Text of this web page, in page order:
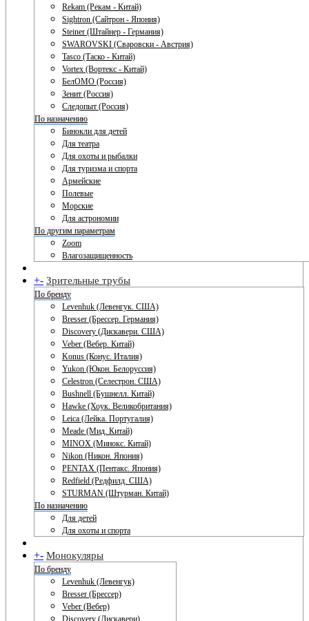
Rekam (Рекам - Китай)
Sightron (Сайтрон - Япония)
Steiner (Штайнер - Германия)
SWAROVSKI (Сваровски - Австрия)
Tasco (Таско - Китай)
Vortex (Вортекс - Китай)
БелОМО (Россия)
Зенит (Россия)
Следопыт (Россия)
По назначению
Бинокли для детей
Для театра
Для охоты и рыбалки
Для туризма и спорта
Армейские
Полевые
Морские
Для астрономии
По другим параметрам
Zoom
Влагозащищенность
+- Зрительные трубы
По бренду
Levenhuk (Левенгук. США)
Bresser (Брессер. Германия)
Discovery (Дискавери. США)
Veber (Вебер. Китай)
Konus (Конус. Италия)
Yukon (Юкон. Белоруссия)
Celestron (Селестрон. США)
Bushnell (Бушнелл. Китай)
Hawke (Хоук. Великобритания)
Leica (Лейка. Португалия)
Meade (Мид. Китай)
MINOX (Минокс. Китай)
Nikon (Никон. Япония)
PENTAX (Пентакс. Япония)
Redfield (Редфилд. США)
STURMAN (Штурман. Китай)
По назначению
Для детей
Для охоты и спорта
+- Монокуляры
По бренду
Levenhuk (Левенгук)
Bresser (Брессер)
Veber (Вебер)
Discovery (Дискавери)